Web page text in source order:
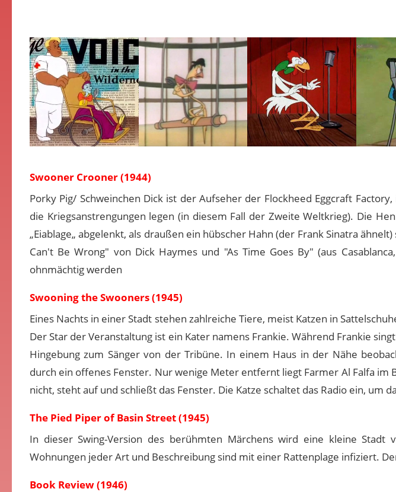
Swooner Crooner (1944)
Porky Pig/ Schweinchen Dick ist der Aufseher der Flockheed Eggcraft
die Kriegsanstrengungen legen (in diesem Fall der Zweite Weltkrieg). Die
„Eiablage„ abgelenkt, als draußen ein hübscher Hahn (der Frank Sinatra
Can't Be Wrong" von Dick Haymes und "As Time Goes By" (aus
ohnmächtig werden
Swooning the Swooners (1945)
Eines Nachts in einer Stadt stehen zahlreiche Tiere, meist Katzen in
Der Star der Veranstaltung ist ein Kater namens Frankie. Während Frankie
Hingebung zum Sänger von der Tribüne. In einem Haus in der Nähe
durch ein offenes Fenster. Nur wenige Meter entfernt liegt Farmer Al Falfa im
nicht, steht auf und schließt das Fenster. Die Katze schaltet das Radio ein, um
The Pied Piper of Basin Street (1945)
In dieser Swing-Version des berühmten Märchens wird eine kleine Stadt
Wohnungen jeder Art und Beschreibung sind mit einer Rattenplage infiziert.
Book Review (1946)